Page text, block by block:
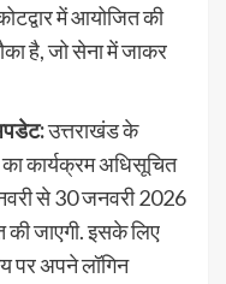
में आयोजित की
है, जो सेना में जाकर
उत्तराखंड के
का कार्यक्रम अधिसूचित
से 30 जनवरी 2026
की जाएगी. इसके लिए
पर अपने लॉगिन